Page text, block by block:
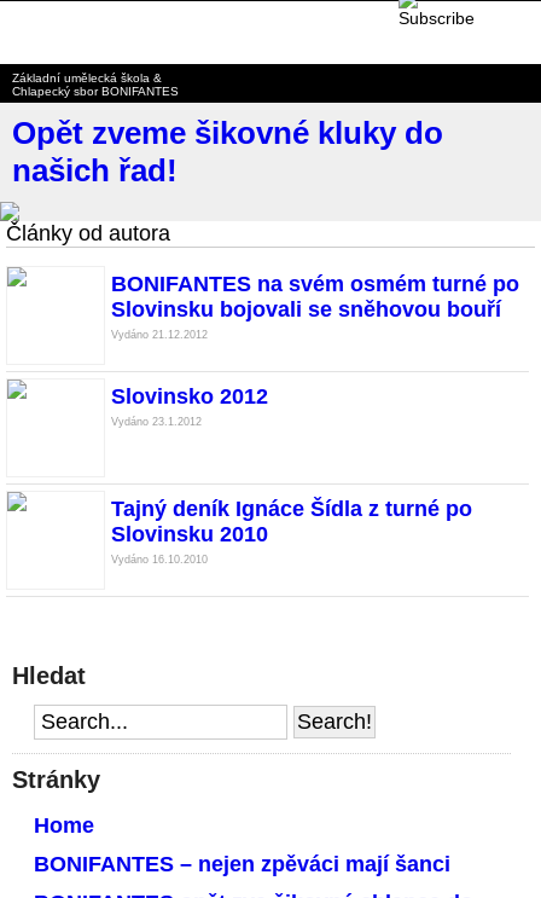
Základní umělecká škola &
Chlapecký sbor BONIFANTES
Opět zveme šikovné kluky do
našich řad!
Články od autora
BONIFANTES na svém osmém turné po
Slovinsku bojovali se sněhovou bouří
Vydáno 21.12.2012
Slovinsko 2012
Vydáno 23.1.2012
Tajný deník Ignáce Šídla z turné po
Slovinsku 2010
Vydáno 16.10.2010
Hledat
Stránky
Home
BONIFANTES – nejen zpěváci mají šanci